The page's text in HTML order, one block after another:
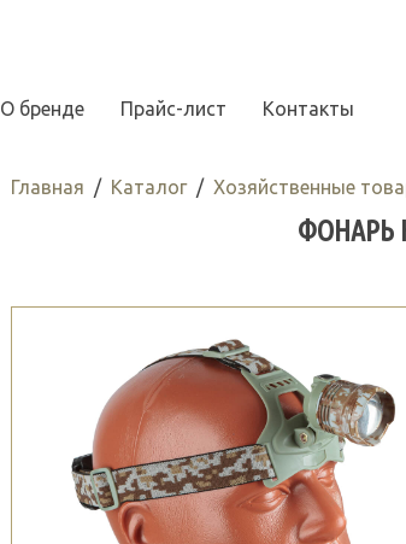
О бренде Прайс-лист Контакты
Главная Каталог Хозяйственные
ФОНАРЬ